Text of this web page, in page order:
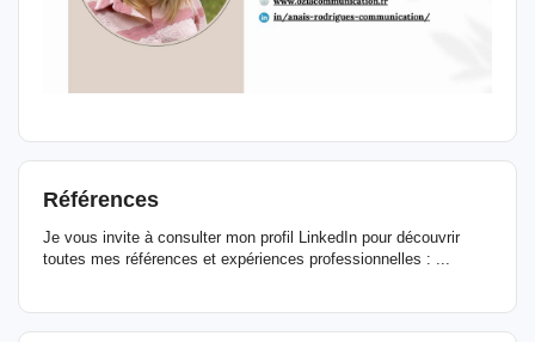
Références
Je vous invite à consulter mon profil LinkedIn pour découvrir
toutes mes références et expériences professionnelles : ...